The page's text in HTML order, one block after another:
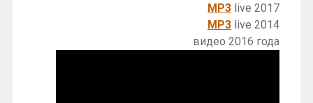
MP3 live 2017
MP3 live 2014
видео 2016 года